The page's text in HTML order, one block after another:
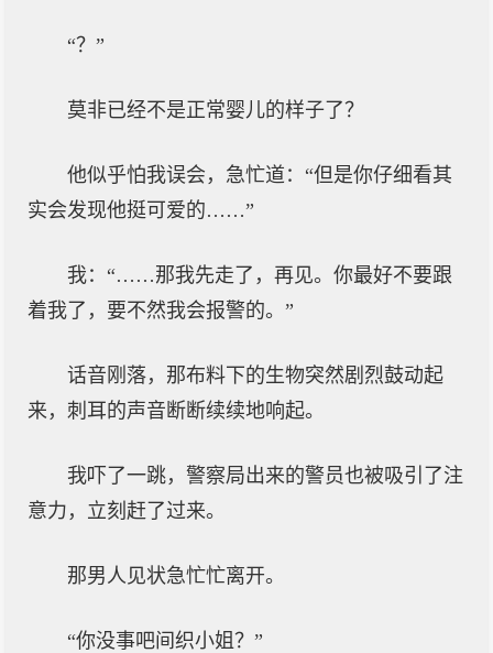
“？”
莫非已经不是正常婴儿的样子了？
他似乎怕我误会，急忙道：“但是你仔细看其
实会发现他挺可爱的……”
我：“……那我先走了，再见。你最好不要跟
着我了，要不然我会报警的。”
话音刚落，那布料下的生物突然剧烈鼓动起
来，刺耳的声音断断续续地响起。
我吓了一跳，警察局出来的警员也被吸引了注
意力，立刻赶了过来。
那男人见状急忙忙离开。
“你没事吧间织小姐？”